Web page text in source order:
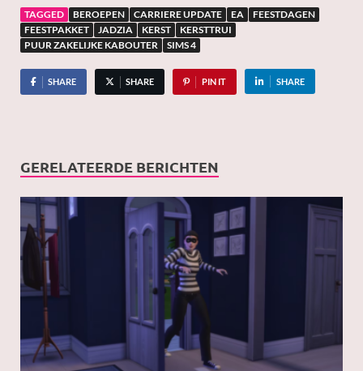
TAGGED BEROEPEN CARRIERE UPDATE EA
FEESTDAGEN
FEESTPAKKET
JADZIA KERST
KERSTTRUI
PUUR ZAKELIJKE KABOUTER
SIMS 4
SHARE SHARE PIN IT SHARE
GERELATEERDE BERICHTEN